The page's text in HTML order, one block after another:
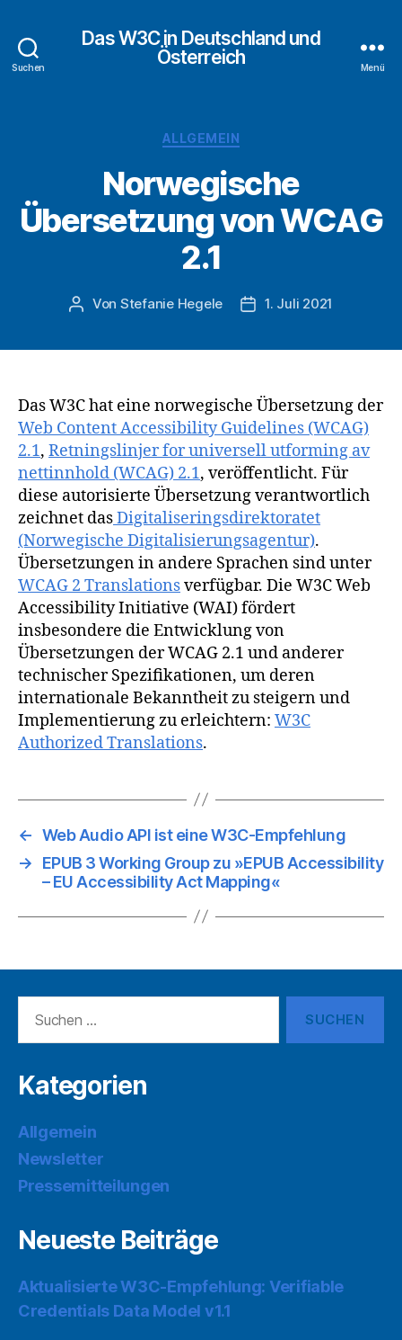
Suchen
Das W3C in Deutschland und
Österreich
Menü
Kategorien
ALLGEMEIN
Norwegische
Übersetzung von WCAG
2.1
Beitragsautor
Von Stefanie Hegele 1. Juli 2021
Das W3C hat eine norwegische Übersetzung der
Web Content Accessibility Guidelines (WCAG)
2.1, Retningslinjer for universell utforming av
nettinnhold (WCAG) 2.1, veröffentlicht. Für
diese autorisierte Übersetzung verantwortlich
zeichnet dasDigitaliseringsdirektoratet
(Norwegische Digitalisierungsagentur).
Übersetzungen in andere Sprachen sind unter
WCAG 2 Translationsverfügbar. Die W3C Web
Accessibility Initiative (WAI) fördert
insbesondere die Entwicklung von
Übersetzungen der WCAG 2.1 und anderer
technischer Spezifikationen, um deren
internationale Bekanntheit zu steigern und
Implementierung zu erleichtern: W3C
Authorized Translations.
← Web Audio API ist eine W3C-Empfehlung
→
EPUB 3 Working Group zu »EPUB Accessibility
– EU Accessibility Act Mapping«
nach:
Kategorien
Allgemein
Newsletter
Pressemitteilungen
Neueste Beiträge
Aktualisierte W3C-Empfehlung: Verifiable
Credentials Data Model v1.1